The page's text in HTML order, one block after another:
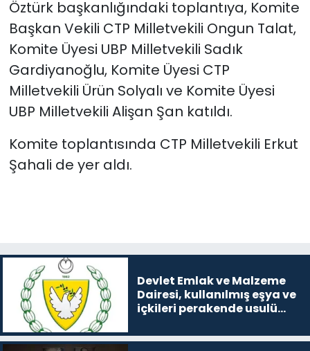
Öztürk başkanlığındaki toplantıya, Komite
Başkan Vekili CTP Milletvekili Ongun Talat,
Komite Üyesi UBP Milletvekili Sadık
Gardiyanoğlu, Komite Üyesi CTP
Milletvekili Ürün Solyalı ve Komite Üyesi
UBP Milletvekili Alişan Şan katıldı.
Komite toplantısında CTP Milletvekili Erkut
Şahali de yer aldı.
Devlet Emlak ve Malzeme
Dairesi, kullanılmış eşya ve
içkileri perakende usulü